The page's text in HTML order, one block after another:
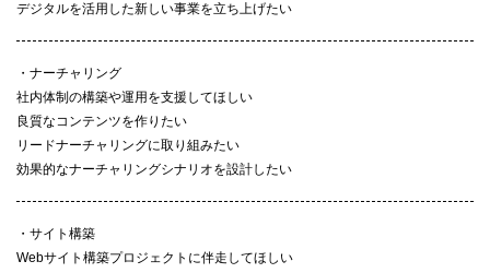
デジタルを活用した新しい事業を立ち上げたい
ナーチャリング
社内体制の構築や運用を支援してほしい
良質なコンテンツを作りたい
リードナーチャリングに取り組みたい
効果的なナーチャリングシナリオを設計したい
サイト構築
Webサイト構築プロジェクトに伴走してほしい